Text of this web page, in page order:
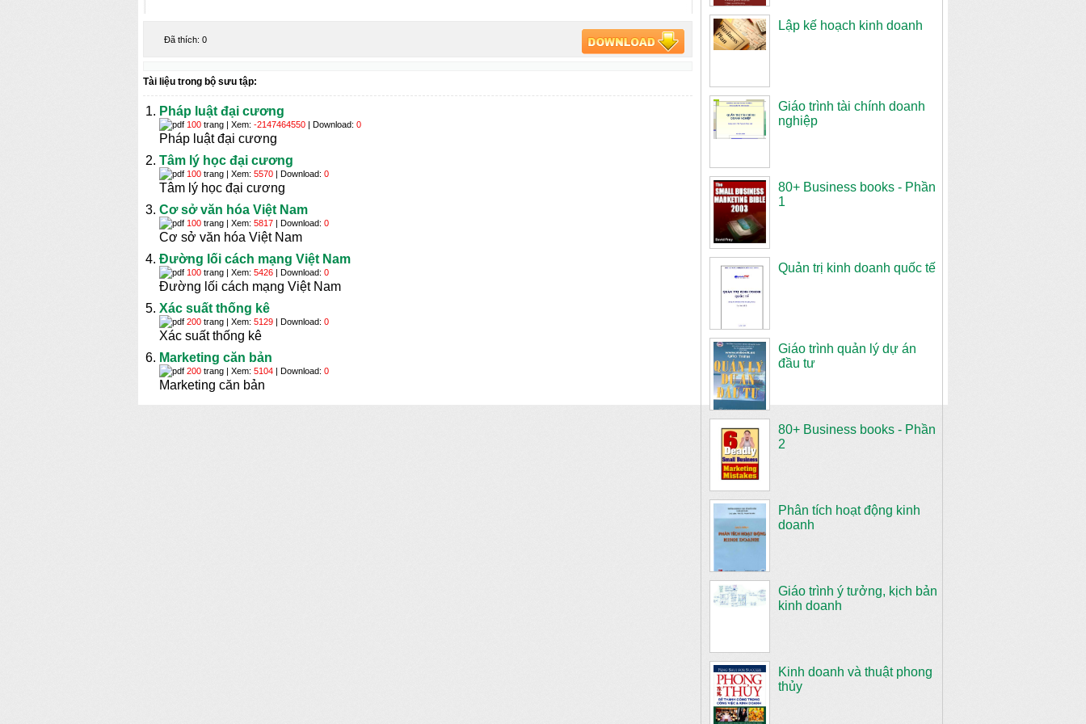
Đã thích: 0
Lập kế hoạch kinh doanh
Giáo trình tài chính doanh
nghiệp
80+ Business books - Phần
1
Quản trị kinh doanh quốc tế
Giáo trình quản lý dự án
đầu tư
80+ Business books - Phần
2
Phân tích hoạt động kinh
doanh
Giáo trình ý tưởng, kịch bản
kinh doanh
Kinh doanh và thuật phong
thủy
Tài liệu trong bộ sưu tập:
Pháp luật đại cương
100 trang | Xem: -2147464550 | Download: 0
Pháp luật đại cương
Tâm lý học đại cương
100 trang | Xem: 5570 | Download: 0
Tâm lý học đại cương
Cơ sở văn hóa Việt Nam
100 trang | Xem: 5817 | Download: 0
Cơ sở văn hóa Việt Nam
Đường lối cách mạng Việt Nam
100 trang | Xem: 5426 | Download: 0
Đường lối cách mạng Việt Nam
Xác suất thống kê
200 trang | Xem: 5129 | Download: 0
Xác suất thống kê
Marketing căn bản
200 trang | Xem: 5104 | Download: 0
Marketing căn bản